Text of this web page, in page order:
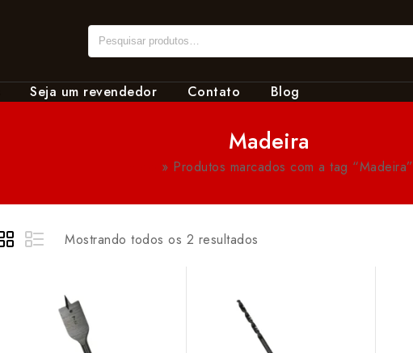
Seja um revendedor Contato Blog
Madeira
» Produtos marcados com a tag “Madeira”
Mostrando todos os 2 resultados